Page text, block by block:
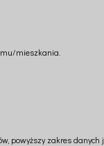
mieszkania.
powyższy zakres danych